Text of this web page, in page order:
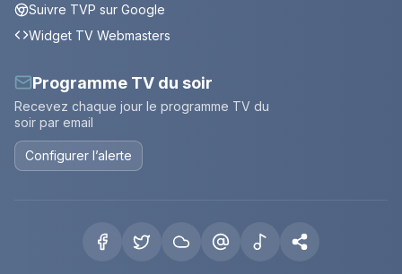
Suivre TVP sur Google
Widget TV Webmasters
Programme TV du soir
Recevez chaque jour le programme TV du
soir par email
Configurer l’alerte